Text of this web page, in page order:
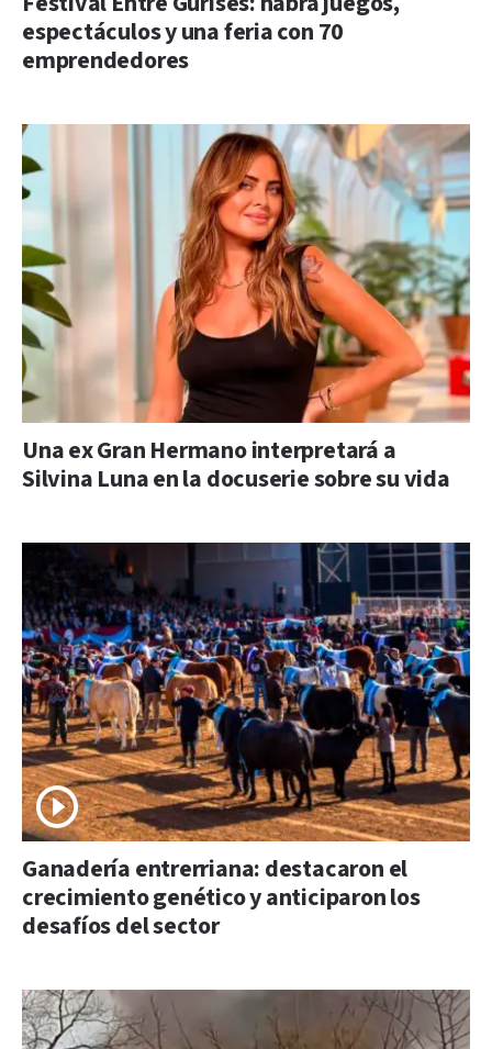
espectáculos y una feria con 70
emprendedores
Una ex Gran Hermano interpretará a
Silvina Luna en la docuserie sobre su vida
Ganadería entrerriana: destacaron el
crecimiento genético y anticiparon los
desafíos del sector